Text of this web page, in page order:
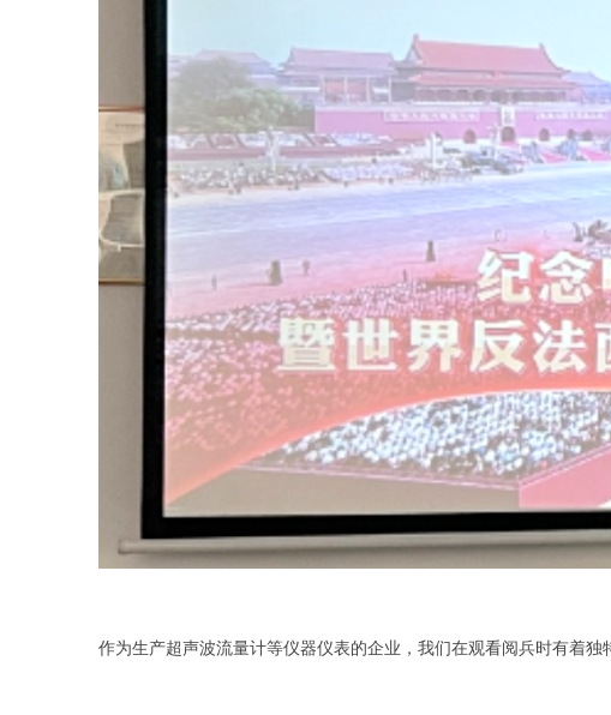
作为生产超声波流量计等仪器仪表的企业，我们在观看阅兵时有着